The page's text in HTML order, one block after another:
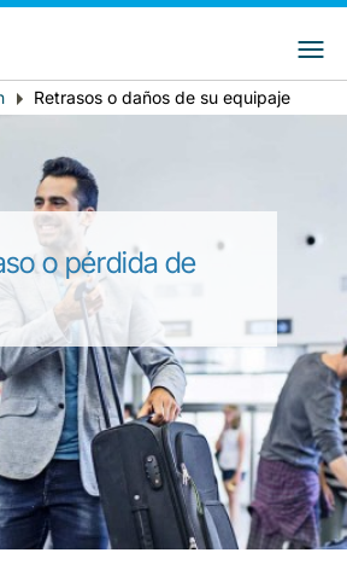
Preferred language
Retrasos o daños de su equipaje
o pérdida de